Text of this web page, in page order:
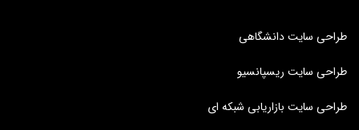
طراحی سایت دانشگاهی
طراحی سایت ریسپانسیو
طراحی سایت بازاریابی شبکه ای